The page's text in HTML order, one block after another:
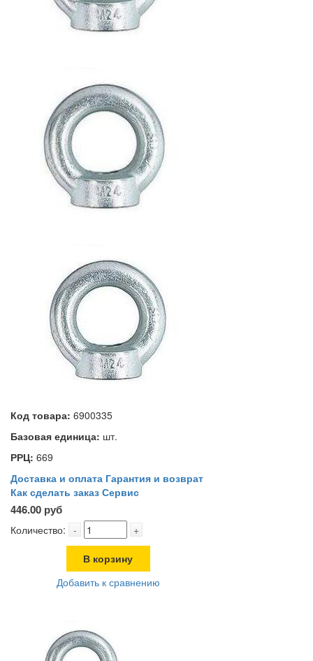
Код товара: 6900335
Базовая единица: шт.
РРЦ: 669
Доставка и оплата Гарантия и возврат
Как сделать заказ Сервис
446.00 руб
Количество: - +
В корзину
Добавить к сравнению